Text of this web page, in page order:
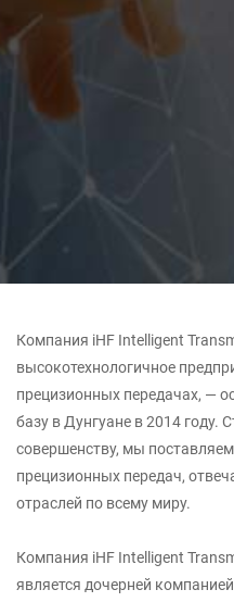
Компания iHF Intelligent
высокотехнологичное
прецизионных передачах, —
базу в Дунгуане в 2014 году.
совершенству, мы
прецизионных передач,
отраслей по всему миру.
Компания iHF Intelligent
является дочерней